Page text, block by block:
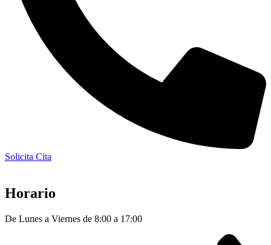
Solicita Cita
Horario
De Lunes a Viernes de 8:00 a 17:00